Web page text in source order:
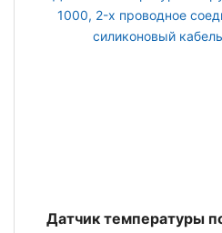
Датчик температуры